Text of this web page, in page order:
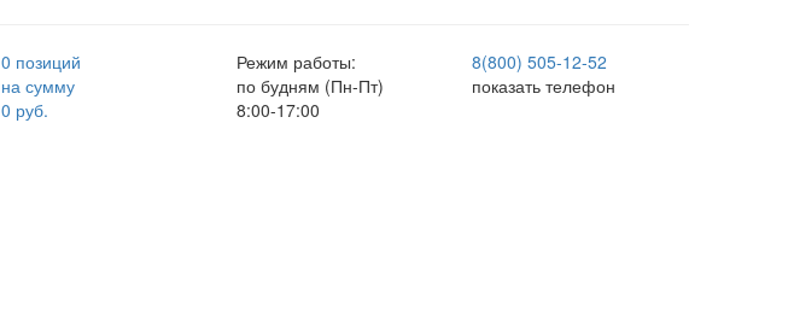
0 позиций
на сумму
0 руб.
Режим работы:
по будням (Пн-Пт)
8:00-17:00
8(800) 505-12-52
показать телефон